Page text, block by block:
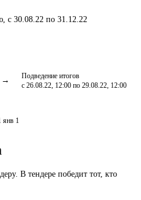
,с 30.08.22 по 31.12.22
Подведение итогов
с 26.08.22, 12:00 по 29.08.22, 12:00
янв 1
В тендере победит тот, кто